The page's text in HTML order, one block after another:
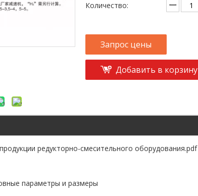
Количество:
Запрос цены
Добавить в корзину
редукторно-смесительного оборудования.pdf
параметры и размеры